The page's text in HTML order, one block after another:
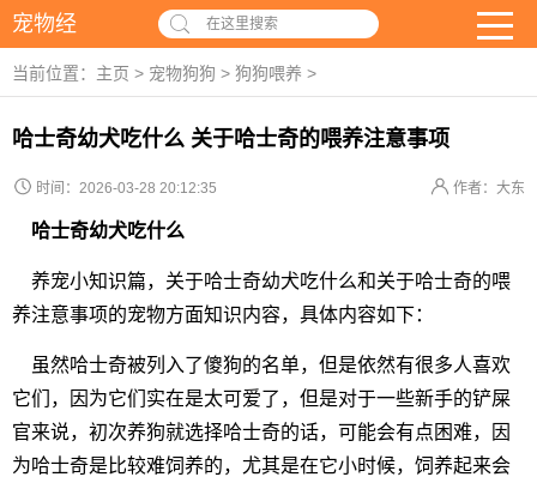
宠物经 在这里搜索
当前位置： 主页 > 宠物狗狗 > 狗狗喂养 >
哈士奇幼犬吃什么 关于哈士奇的喂养注意事项
时间：2026-03-28 20:12:35 作者：大东
哈士奇幼犬吃什么
养宠小知识篇，关于哈士奇幼犬吃什么和关于哈士奇的喂
养注意事项的宠物方面知识内容，具体内容如下：
虽然哈士奇被列入了傻狗的名单，但是依然有很多人喜欢
它们，因为它们实在是太可爱了，但是对于一些新手的铲屎
官来说，初次养狗就选择哈士奇的话，可能会有点困难，因
为哈士奇是比较难饲养的，尤其是在它小时候，饲养起来会